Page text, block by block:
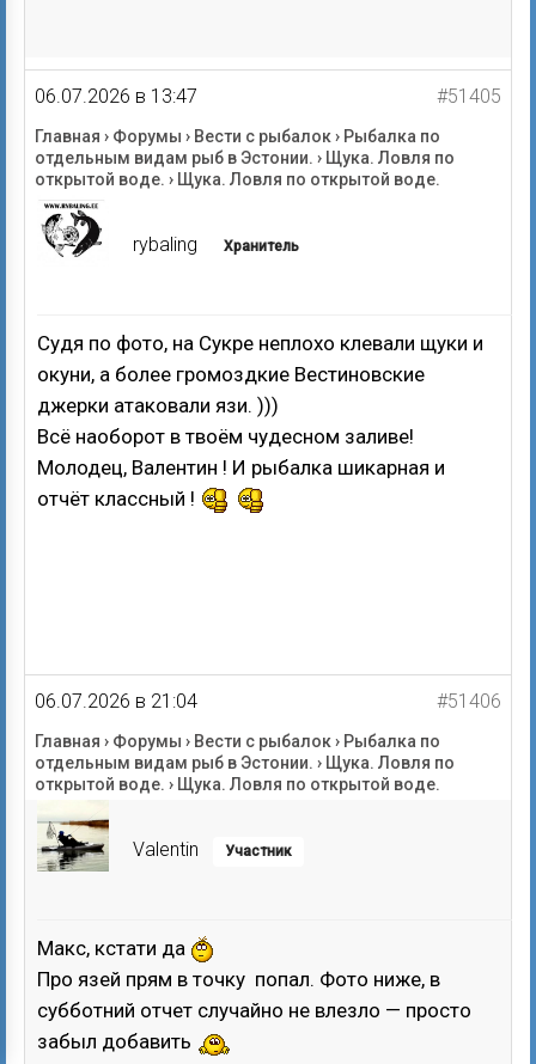
06.07.2026 в 13:47 #51405
Главная › Форумы › Вести с рыбалок› Рыбалка по
отдельным видам рыб в Эстонии. › Щука. Ловля по
открытой воде. › Щука. Ловля по открытой воде.
rybaling Хранитель
Судя по фото, на Сукре неплохо клевали щуки и
окуни, а более громоздкие Вестиновские
джерки атаковали язи. )))
Всё наоборот в твоём чудесном заливе!
Молодец, Валентин ! И рыбалка шикарная и
отчёт классный !
06.07.2026 в 21:04 #51406
Главная › Форумы › Вести с рыбалок› Рыбалка по
отдельным видам рыб в Эстонии. › Щука. Ловля по
открытой воде. › Щука. Ловля по открытой воде.
Valentin Участник
Макс, кстати да
Про язей прям в точку попал. Фото ниже, в
субботний отчет случайно не влезло — просто
забыл добавить